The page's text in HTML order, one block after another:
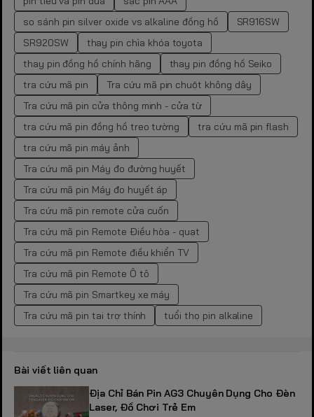
so sánh pin silver oxide vs alkaline đồng hồ
SR916SW
SR920SW
thay pin chìa khóa toyota
thay pin đồng hồ chính hãng
thay pin đồng hồ Seiko
tra cứu mã pin
Tra cứu mã pin chuột không dây
Tra cứu mã pin cửa thông minh - cửa từ
tra cứu mã pin đồng hồ treo tường
tra cứu mã pin flash
tra cứu mã pin máy ảnh
Tra cứu mã pin Máy đo đường huyết
Tra cứu mã pin Máy đo huyết áp
Tra cứu mã pin remote cửa cuốn
Tra cứu mã pin Remote Điều hòa - quạt
Tra cứu mã pin Remote điều khiển TV
Tra cứu mã pin Remote Ô tô
Tra cứu mã pin Smartkey xe máy
Tra cứu mã pin tai trợ thính
tuổi thọ pin alkaline
Bài viết liên quan
Địa Chỉ Bán Pin AG3 Chuyên Dụng Cho Đèn
Laser, Đồ Chơi Trẻ Em